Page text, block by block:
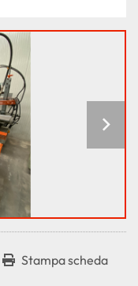
Stampa scheda